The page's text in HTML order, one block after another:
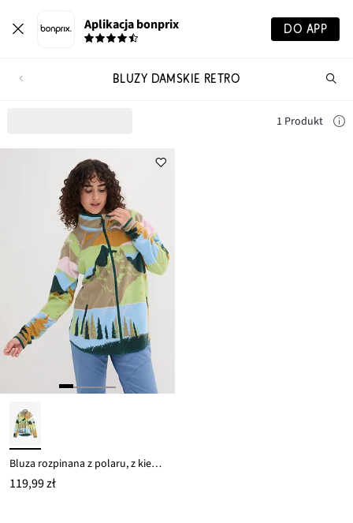
Aplikacja bonprix DO APP
BLUZY DAMSKIE RETRO
1 Produkt
Bluza rozpinana z polaru, z kieszeniami z zamkiem
119,99 zł